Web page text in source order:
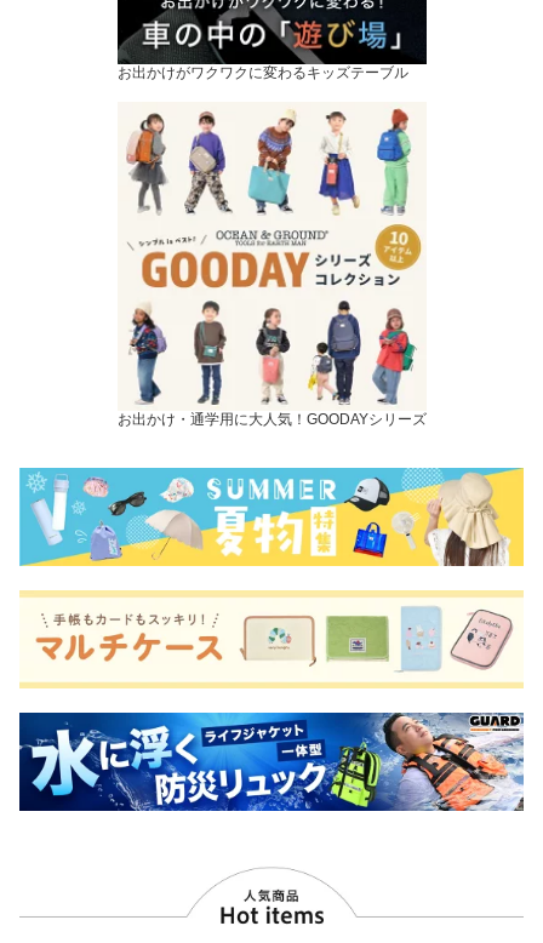
お出かけがワクワクに変わるキッズテーブル
お出かけ・通学用に大人気！GOODAYシリーズ